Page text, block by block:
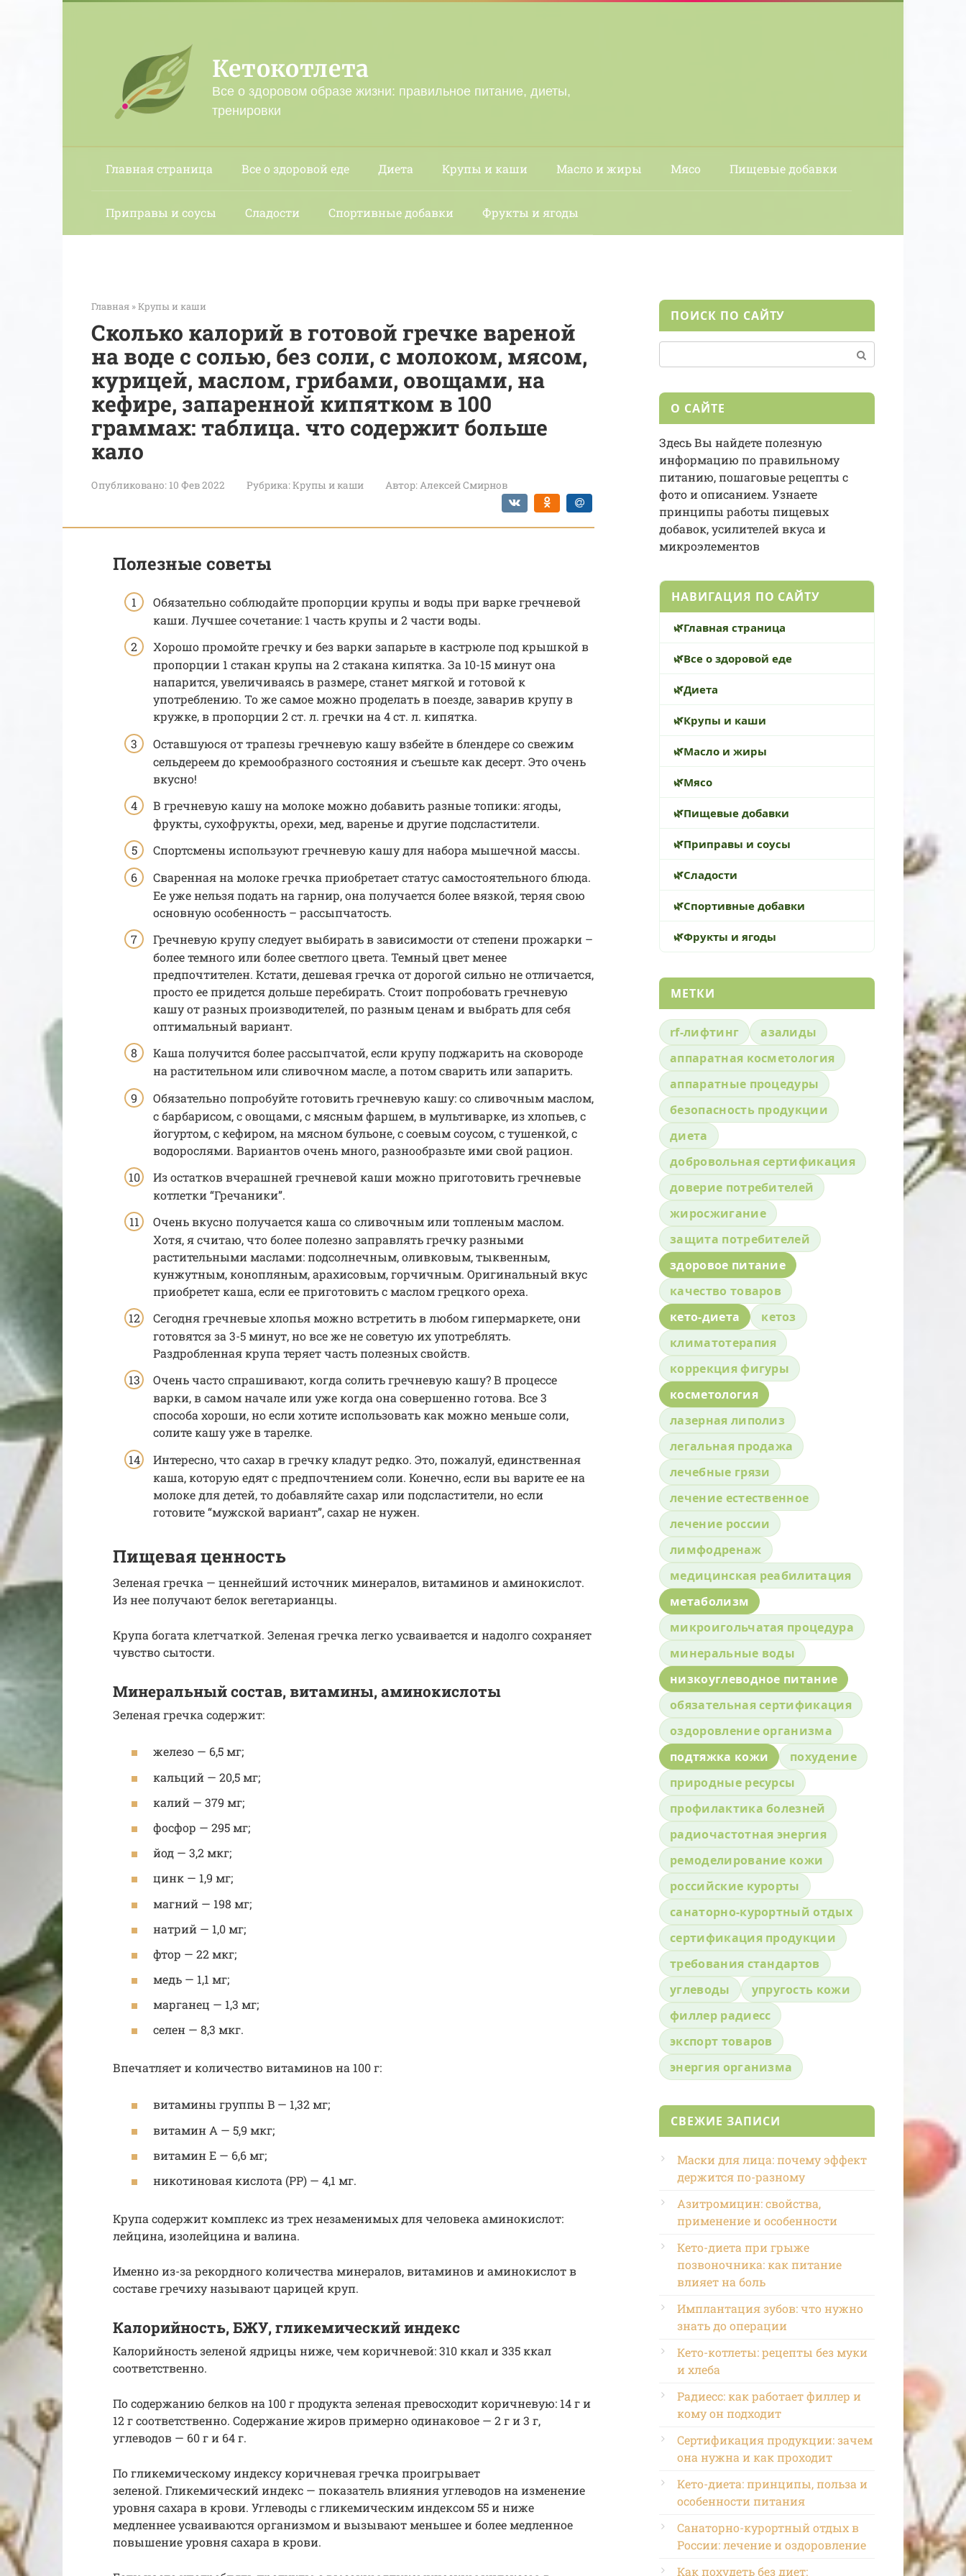
Кетокотлета
Все о здоровом образе жизни: правильное питание, диеты,
тренировки
Главная страница Все о здоровой еде Диета Крупы и каши Масло и жиры Мясо Пищевые добавки
Приправы и соусы Сладости Спортивные добавки Фрукты и ягоды
Главная »Крупы и каши
Сколько калорий в готовой гречке вареной
на воде с солью, без соли, с молоком, мясом,
курицей, маслом, грибами, овощами, на
кефире, запаренной кипятком в 100
граммах: таблица. что содержит больше
кало
Опубликовано: 10 Фев 2022 Рубрика:Крупы и каши Автор:Алексей Смирнов
Полезные советы
Обязательно соблюдайте пропорции крупы и воды при варке гречневой
каши. Лучшее сочетание: 1 часть крупы и 2 части воды.
Хорошо промойте гречку и без варки запарьте в кастрюле под крышкой в
пропорции 1 стакан крупы на 2 стакана кипятка. За 10-15 минут она
напарится, увеличиваясь в размере, станет мягкой и готовой к
употреблению. То же самое можно проделать в поезде, заварив крупу в
кружке, в пропорции 2 ст. л. гречки на 4 ст. л. кипятка.
Оставшуюся от трапезы гречневую кашу взбейте в блендере со свежим
сельдереем до кремообразного состояния и съешьте как десерт. Это очень
вкусно!
В гречневую кашу на молоке можно добавить разные топики: ягоды,
фрукты, сухофрукты, орехи, мед, варенье и другие подсластители.
Спортсмены используют гречневую кашу для набора мышечной массы.
Сваренная на молоке гречка приобретает статус самостоятельного блюда.
Ее уже нельзя подать на гарнир, она получается более вязкой, теряя свою
основную особенность – рассыпчатость.
Гречневую крупу следует выбирать в зависимости от степени прожарки –
более темного или более светлого цвета. Темный цвет менее
предпочтителен. Кстати, дешевая гречка от дорогой сильно не отличается,
просто ее придется дольше перебирать. Стоит попробовать гречневую
кашу от разных производителей, по разным ценам и выбрать для себя
оптимальный вариант.
Каша получится более рассыпчатой, если крупу поджарить на сковороде
на растительном или сливочном масле, а потом сварить или запарить.
Обязательно попробуйте готовить гречневую кашу: со сливочным маслом,
с барбарисом, с овощами, с мясным фаршем, в мультиварке, из хлопьев, с
йогуртом, с кефиром, на мясном бульоне, с соевым соусом, с тушенкой, с
водорослями. Вариантов очень много, разнообразьте ими свой рацион.
Из остатков вчерашней гречневой каши можно приготовить гречневые
котлетки “Гречаники”.
Очень вкусно получается каша со сливочным или топленым маслом.
Хотя, я считаю, что более полезно заправлять гречку разными
растительными маслами: подсолнечным, оливковым, тыквенным,
кунжутным, конопляным, арахисовым, горчичным. Оригинальный вкус
приобретет каша, если ее приготовить с маслом грецкого ореха.
Сегодня гречневые хлопья можно встретить в любом гипермаркете, они
готовятся за 3-5 минут, но все же не советую их употреблять.
Раздробленная крупа теряет часть полезных свойств.
Очень часто спрашивают, когда солить гречневую кашу? В процессе
варки, в самом начале или уже когда она совершенно готова. Все 3
способа хороши, но если хотите использовать как можно меньше соли,
солите кашу уже в тарелке.
Интересно, что сахар в гречку кладут редко. Это, пожалуй, единственная
каша, которую едят с предпочтением соли. Конечно, если вы варите ее на
молоке для детей, то добавляйте сахар или подсластители, но если
готовите “мужской вариант”, сахар не нужен.
Пищевая ценность
Зеленая гречка — ценнейший источник минералов, витаминов и аминокислот.
Из нее получают белок вегетарианцы.
Крупа богата клетчаткой. Зеленая гречка легко усваивается и надолго сохраняет
чувство сытости.
Минеральный состав, витамины, аминокислоты
Зеленая гречка содержит:
железо — 6,5 мг;
кальций — 20,5 мг;
калий — 379 мг;
фосфор — 295 мг;
йод — 3,2 мкг;
цинк — 1,9 мг;
магний — 198 мг;
натрий — 1,0 мг;
фтор — 22 мкг;
медь — 1,1 мг;
марганец — 1,3 мг;
селен — 8,3 мкг.
Впечатляет и количество витаминов на 100 г:
витамины группы B — 1,32 мг;
витамин A — 5,9 мкг;
витамин E — 6,6 мг;
никотиновая кислота (PP) — 4,1 мг.
Крупа содержит комплекс из трех незаменимых для человека аминокислот:
лейцина, изолейцина и валина.
Именно из-за рекордного количества минералов, витаминов и аминокислот в
составе гречиху называют царицей круп.
Калорийность, БЖУ, гликемический индекс
Калорийность зеленой ядрицы ниже, чем коричневой: 310 ккал и 335 ккал
соответственно.
По содержанию белков на 100 г продукта зеленая превосходит коричневую: 14 г и
12 г соответственно. Содержание жиров примерно одинаковое — 2 г и 3 г,
углеводов — 60 г и 64 г.
По гликемическому индексу коричневая гречка проигрывает
зеленой. Гликемический индекс — показатель влияния углеводов на изменение
уровня сахара в крови. Углеводы с гликемическим индексом 55 и ниже
медленнее усваиваются организмом и вызывают меньшее и более медленное
повышение уровня сахара в крови.
ПОИСК ПО САЙТУ
О САЙТЕ
Здесь Вы найдете полезную
информацию по правильному
питанию, пошаговые рецепты с
фото и описанием. Узнаете
принципы работы пищевых
добавок, усилителей вкуса и
микроэлементов
НАВИГАЦИЯ ПО САЙТУ
Главная страница
Все о здоровой еде
Диета
Крупы и каши
Масло и жиры
Мясо
Пищевые добавки
Приправы и соусы
Сладости
Спортивные добавки
Фрукты и ягоды
МЕТКИ
rf-лифтинг
азалиды
аппаратная косметология
аппаратные процедуры
безопасность продукции
диета
добровольная сертификация
доверие потребителей
жиросжигание
защита потребителей
здоровое питание
качество товаров
кето-диета
кетоз
климатотерапия
коррекция фигуры
косметология
лазерная липолиз
легальная продажа
лечебные грязи
лечение естественное
лечение россии
лимфодренаж
медицинская реабилитация
метаболизм
микроигольчатая процедура
минеральные воды
низкоуглеводное питание
обязательная сертификация
оздоровление организма
подтяжка кожи
похудение
природные ресурсы
профилактика болезней
радиочастотная энергия
ремоделирование кожи
российские курорты
санаторно-курортный отдых
сертификация продукции
требования стандартов
углеводы
упругость кожи
филлер радиесс
экспорт товаров
энергия организма
СВЕЖИЕ ЗАПИСИ
Маски для лица: почему эффект
держится по-разному
Азитромицин: свойства,
применение и особенности
Кето-диета при грыже
позвоночника: как питание
влияет на боль
Имплантация зубов: что нужно
знать до операции
Кето-котлеты: рецепты без муки
и хлеба
Радиесс: как работает филлер и
кому он подходит
Сертификация продукции: зачем
она нужна и как проходит
Кето-диета: принципы, польза и
особенности питания
Санаторно-курортный отдых в
России: лечение и оздоровление
Как похудеть без диет: